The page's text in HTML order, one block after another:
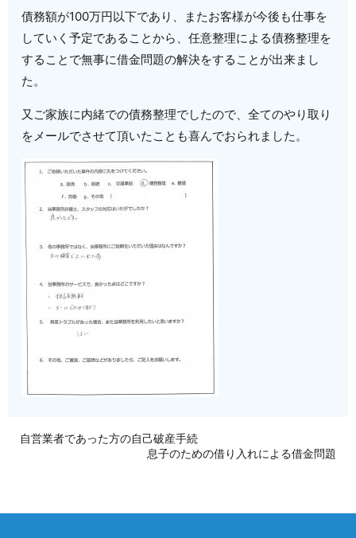
債務額が100万円以下であり、またお客様が今後も仕事を
していく予定であることから、任意整理による債務整理を
することで無事に借金問題の解決をすることが出来まし
た。
又ご家族に内緒での債務整理でしたので、全てのやり取り
をメールでさせて頂いたことも喜んでおられました。
自営業者であった方の自己破産手続
息子のための借り入れによる借金問題